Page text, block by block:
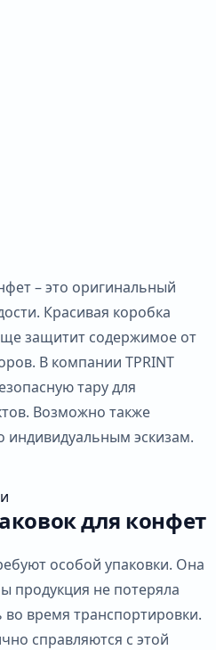
– это оригинальный
Красивая коробка
защитит содержимое от
В компании TPRINT
тару для
Возможно также
индивидуальным эскизам.
для конфет
особой упаковки. Она
продукция не потеряла
время транспортировки.
справляются с этой